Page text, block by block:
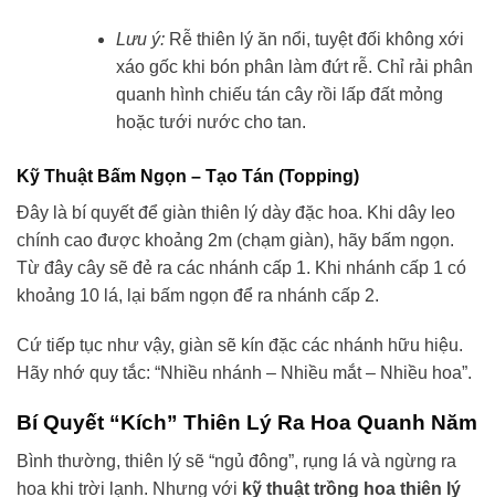
Lưu ý:Rễ thiên lý ăn nổi, tuyệt đối không xới
xáo gốc khi bón phân làm đứt rễ. Chỉ rải phân
quanh hình chiếu tán cây rồi lấp đất mỏng
hoặc tưới nước cho tan.
Kỹ Thuật Bấm Ngọn – Tạo Tán (Topping)
Đây là bí quyết để giàn thiên lý dày đặc hoa. Khi dây leo
chính cao được khoảng 2m (chạm giàn), hãy bấm ngọn.
Từ đây cây sẽ đẻ ra các nhánh cấp 1. Khi nhánh cấp 1 có
khoảng 10 lá, lại bấm ngọn để ra nhánh cấp 2.
Cứ tiếp tục như vậy, giàn sẽ kín đặc các nhánh hữu hiệu.
Hãy nhớ quy tắc: “Nhiều nhánh – Nhiều mắt – Nhiều hoa”.
Bí Quyết “Kích” Thiên Lý Ra Hoa Quanh Năm
Bình thường, thiên lý sẽ “ngủ đông”, rụng lá và ngừng ra
hoa khi trời lạnh. Nhưng với kỹ thuật trồng hoa thiên lý